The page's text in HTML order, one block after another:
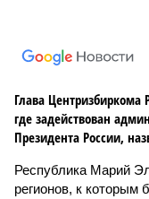
Глава
где задействован
Президента России,
Республика Марий
регионов, к которым